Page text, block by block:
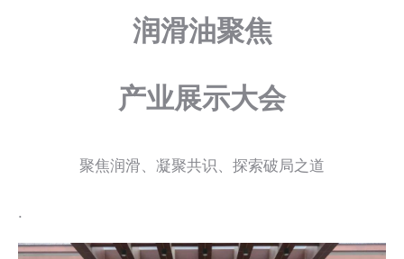
润滑油聚焦
产业展示大会
聚焦润滑、凝聚共识、探索破局之道
.